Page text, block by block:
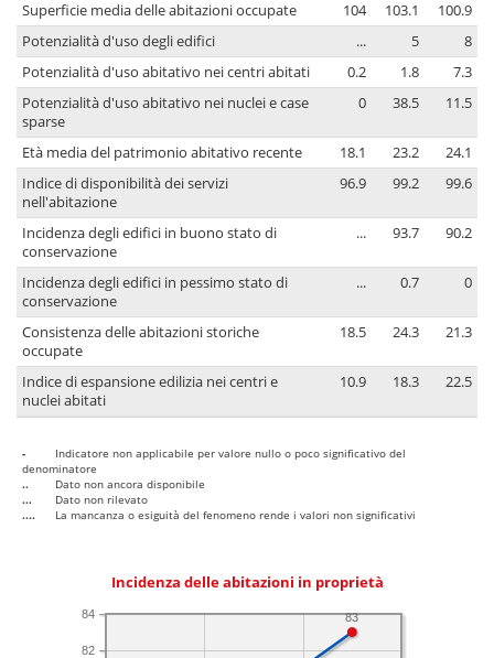
Superficie media delle abitazioni occupate
104 103.1
100.9
Potenzialità d'uso degli edifici
... 5
8
Potenzialità d'uso abitativo nei centri abitati
0.2 1.8
7.3
Potenzialità d'uso abitativo nei nuclei e case
sparse
0 38.5 11.5
Età media del patrimonio abitativo recente 18.1 23.2
24.1
Indice di disponibilità dei servizi
nell'abitazione
96.9 99.2 99.6
Incidenza degli edifici in buono stato di
conservazione
... 93.7 90.2
Incidenza degli edifici in pessimo stato di
conservazione
... 0.7 0
Consistenza delle abitazioni storiche
occupate
18.5 24.3 21.3
Indice di espansione edilizia nei centri e
nuclei abitati
10.9 18.3 22.5
-
Indicatore non applicabile per valore nullo o poco significativo del
denominatore
..
Dato non ancora disponibile
...
Dato non rilevato
....
La mancanza o esiguità del fenomeno rende i valori non significativi
Incidenza delle abitazioni in proprietà
82
84 83